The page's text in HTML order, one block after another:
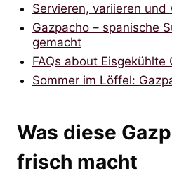
Servieren, variieren und
Gazpacho – spanische
gemacht
FAQs about Eisgekühlte
Sommer im Löffel:
Was diese
frisch macht